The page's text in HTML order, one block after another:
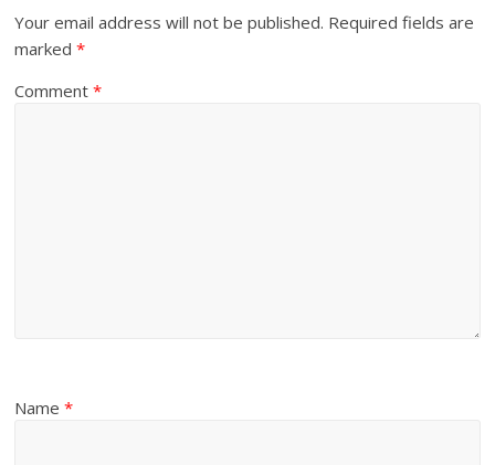
Your email address will not be published. Required fields are
marked*
Comment*
Name*